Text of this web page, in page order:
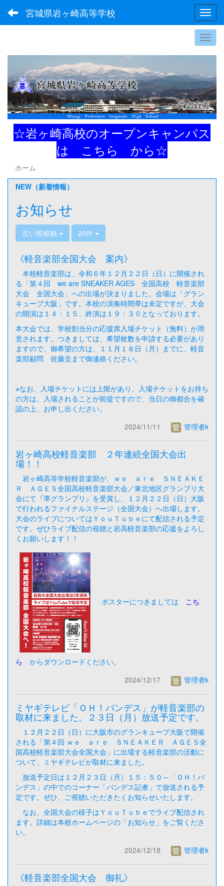
宮城県岩ヶ崎高等学校
☆岩ヶ崎高校のオープンキャンパス
は こちら から☆
ホーム
NEW（新着情報）
お知らせ
古い投稿順 20件
《軽音楽部全国大会 案内》
本校軽音楽部は、令和６年１２月２２日（日）に開催され
る「第４回 we are SNEAKER AGES 全国高校 軽音楽部
大会 全国大会」への出場が決まりました。会場は「グラン
キューブ大阪」です。本校の演奏時間帯は未定ですが、大会
の開演は１４：１５、終演は１９：３０となっております。
本大会では、学校割当分の応援席入場チケット（無料）が用
意されます。つきましては、希望枚数を申請する必要があり
ますので、御希望の方は、１１月１８日（月）までに、軽音
楽部顧問 佐藤圭まで御連絡ください。
※なお、入場チケットには上限があり、入場チケットをお持ち
の方は、入場されることが前提ですので、当日の御都合を確
認の上、お申し出ください。
2024/11/11
管理者k
岩ヶ崎高校軽音楽部 ２年連続全国大会出
場！！
岩ヶ崎高等学校軽音楽部が、ｗｅ ａｒｅ ＳＮＥＡＫＥ
Ｒ ＡＧＥＳ全国高校軽音楽部大会／東北地区グランプリ大
会にて『準グランプリ』を受賞し、１２月２２日（日）大阪
で行われるファイナルステージ（全国大会）へ出場します。
大会のライブについてはＹｏｕＴｕｂｅにて配信される予定
です。ぜひライブ配信の視聴と岩高軽音楽部の応援をよろし
くお願いします！！
ポスターにつきましては こち
ら からダウンロードください。
2024/12/17
管理者k
ミヤギテレビ「ＯＨ！バンデス」が軽音楽部の
取材に来ました。２３日（月）放送予定です。
１２月２２日（日）に大阪市のグランキューブ大阪で開催
される「第４回 ｗｅ ａｒｅ ＳＮＥＡＫＥＲ ＡＧＥＳ全
国高校軽音楽部大会全国大会」に出場する軽音楽部の活動に
ついて、ミヤギテレビが取材に来ました。
放送予定日は１２月２３日（月）１５：５０～「ＯＨ！バ
ンデス」の中でのコーナー「バンデス記者」で放送される予
定です。ぜひ、ご視聴いただきたくお知らせいたします。
なお、全国大会の様子はＹｏｕＴｕｂｅでライブ配信され
ます。詳細は本校ホームページの「お知らせ」をご覧くださ
い。
2024/12/18
管理者k
《軽音楽部全国大会 御礼》